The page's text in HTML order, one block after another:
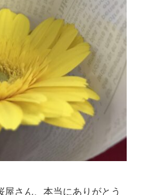
さん、本当にありがとう